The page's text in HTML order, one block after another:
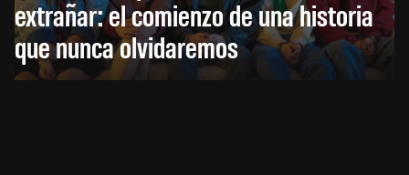
extrañar: el comienzo de una historia
que nunca olvidaremos